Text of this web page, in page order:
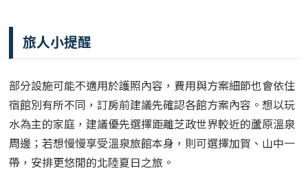
旅人小提醒
部分設施可能不適用於護照內容，費用與方案細節也會依住
宿館別有所不同，訂房前建議先確認各館方案內容。想以玩
水為主的家庭，建議優先選擇距離芝政世界較近的蘆原溫泉
周邊；若想慢慢享受溫泉旅館本身，則可選擇加賀、山中一
帶，安排更悠閒的北陸夏日之旅。